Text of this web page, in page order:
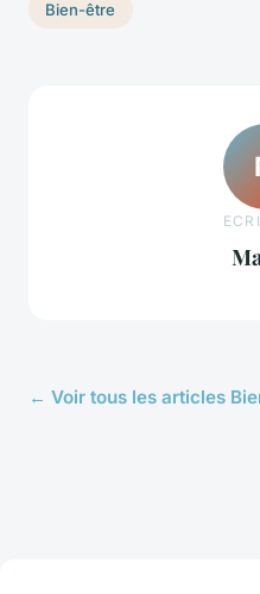
Bien-être
← Voir tous les articles